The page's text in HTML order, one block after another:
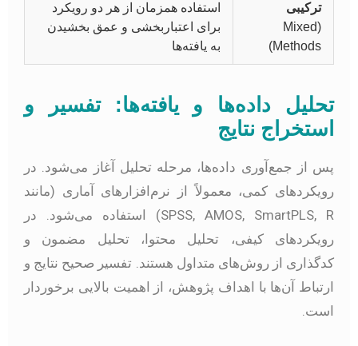
ترکیبی
(Mixed
Methods)
استفاده همزمان از هر دو رویکرد
برای اعتباربخشی و عمق بخشیدن
به یافته‌ها
تحلیل داده‌ها و یافته‌ها: تفسیر و
استخراج نتایج
پس از جمع‌آوری داده‌ها، مرحله تحلیل آغاز می‌شود. در
رویکردهای کمی، معمولاً از نرم‌افزارهای آماری (مانند
SPSS, AMOS, SmartPLS, R) استفاده می‌شود. در
رویکردهای کیفی، تحلیل محتوا، تحلیل مضمون و
کدگذاری از روش‌های متداول هستند. تفسیر صحیح نتایج و
ارتباط آن‌ها با اهداف پژوهش، از اهمیت بالایی برخوردار
است.